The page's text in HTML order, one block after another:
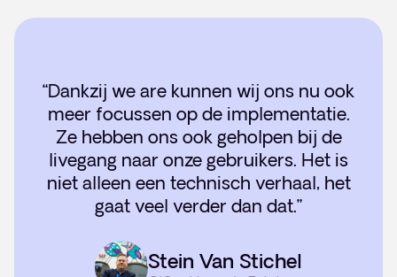
“Dankzij we are kunnen wij ons nu ook
meer focussen op de implementatie.
Ze hebben ons ook geholpen bij de
livegang naar onze gebruikers. Het is
niet alleen een technisch verhaal, het
gaat veel verder dan dat.”
Stein Van Stichel